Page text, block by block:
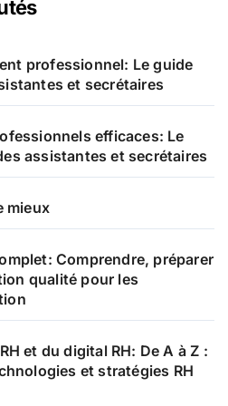
professionnel: Le guide
et secrétaires
efficaces: Le
assistantes et secrétaires
mieux
Comprendre, préparer
qualité pour les
et du digital RH: De A à Z :
et stratégies RH